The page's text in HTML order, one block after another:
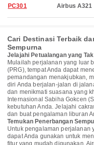
PC301 Airbus A321
Cari Destinasi Terbaik
Sempurna
Jelajahi Petualangan yang
Mulailah perjalanan yang luar
(PRG), tempat Anda dapat
pemandangan menakjubkan,
diri Anda berjalan-jalan di
dan menikmati suasana yang
Internasional Sabiha Gokcen
kebutuhan Anda. Jelajahi
dan buat pengalaman liburan
Temukan Penerbangan
Untuk pengalaman perjalanan
dapat Anda gunakan untuk
fitur yang mudah digunakan,